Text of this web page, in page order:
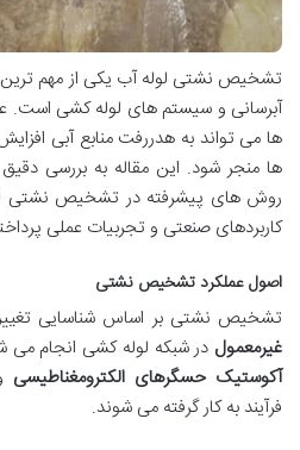
تشخیص نشتی لوله آب یکی از مهم
آبرسانی و سیستم های لوله کشی است.
ها می تواند به هدررفت منابع آبی
ها منجر شود. این مقاله به بررسی
روش های پیشرفته در تشخیص نشتی
کاربردهای صنعتی و تجربیات عملی
اصول عملکرد تشخیص نشتی
تشخیص نشتی بر اساس شناسایی
غیرمعمول در شبکه لوله کشی انجام می
آکوستیک حسگرهای الکترومغناطیسی
فرآیند به کار گرفته می شوند.